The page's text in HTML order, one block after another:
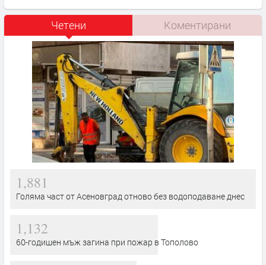
Четени Коментирани
1,881
Голяма част от Асеновград отново без водоподаване днес
1,132
60-годишен мъж загина при пожар в Тополово